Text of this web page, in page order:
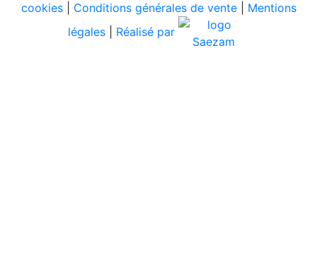
cookies| Conditions générales de vente| Mentions
légales
Réalisé par